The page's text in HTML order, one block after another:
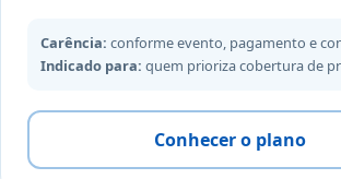
Carência: conforme evento, pagamento e
Indicado para: quem prioriza cobertura de
Conhecer o plano